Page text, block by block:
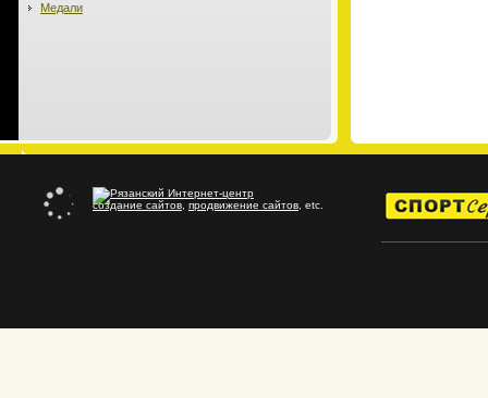
Медали
создание сайтов продвижение сайтов , etc.